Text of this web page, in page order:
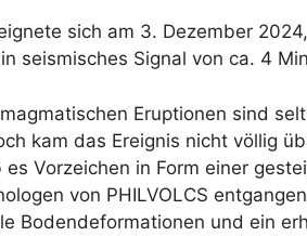
sich am 3. Dezember
seismisches Signal von ca. 4
Eruptionen sind
kam das Ereignis nicht völlig
Vorzeichen in Form einer
von PHILVOLCS
Bodendeformationen und ein